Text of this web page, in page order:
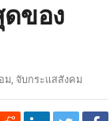
ของ
ม, จับกระแสสังคม